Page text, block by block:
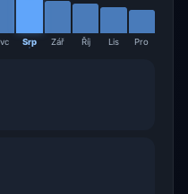
Srp Zář Říj Lis Pro